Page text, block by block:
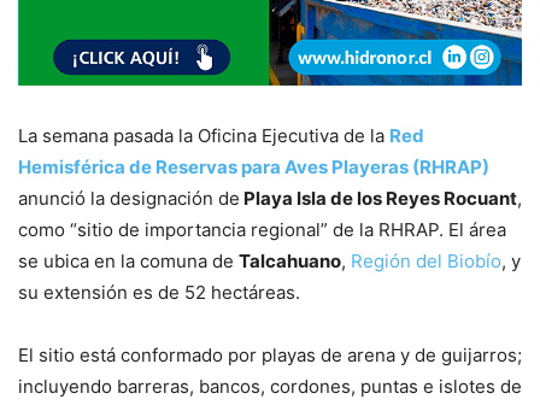
La semana pasada la Oficina Ejecutiva de la Red
Hemisférica de Reservas para Aves Playeras (RHRAP)
anunció la designación de Playa Isla de los Reyes Rocuant,
como “sitio de importancia regional” de la RHRAP. El área
se ubica en la comuna de Talcahuano, Región del Biobío, y
su extensión es de 52 hectáreas.
El sitio está conformado por playas de arena y de guijarros;
incluyendo barreras, bancos, cordones, puntas e islotes de